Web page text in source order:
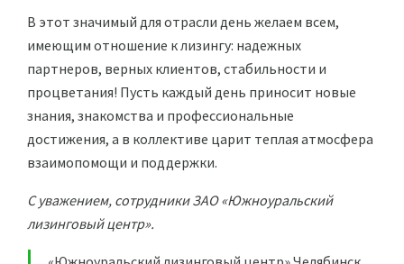
В этот значимый для отрасли день желаем всем,
имеющим отношение к лизингу: надежных
партнеров, верных клиентов, стабильности и
процветания! Пусть каждый день приносит новые
знания, знакомства и профессиональные
достижения, а в коллективе царит теплая атмосфера
взаимопомощи и поддержки.
С уважением, сотрудники ЗАО «Южноуральский
лизинговый центр».